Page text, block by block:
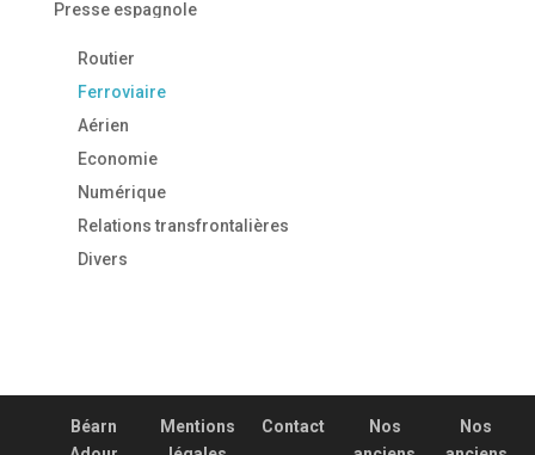
Presse espagnole
Routier
Ferroviaire
Aérien
Economie
Numérique
Relations transfrontalières
Divers
Béarn
Mentions
Contact
Nos
Nos